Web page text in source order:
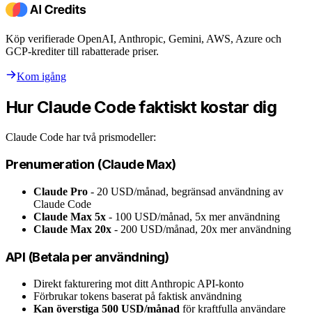
Köp verifierade OpenAI, Anthropic, Gemini, AWS, Azure och
GCP-krediter till rabatterade priser.
Kom igång
Hur Claude Code faktiskt kostar dig
Claude Code har två prismodeller:
Prenumeration (Claude Max)
Claude Pro - 20 USD/månad, begränsad användning av
Claude Code
Claude Max 5x - 100 USD/månad, 5x mer användning
Claude Max 20x - 200 USD/månad, 20x mer användning
API (Betala per användning)
Direkt fakturering mot ditt Anthropic API-konto
Förbrukar tokens baserat på faktisk användning
Kan överstiga 500 USD/månad för kraftfulla användare